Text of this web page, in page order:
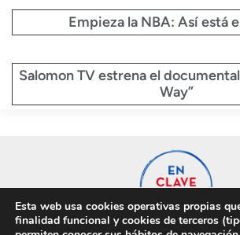
Empieza la NBA: Así está
Salomon TV estrena el
Way”
Esta web usa cookies operativas propias
finalidad funcional y cookies de terceros